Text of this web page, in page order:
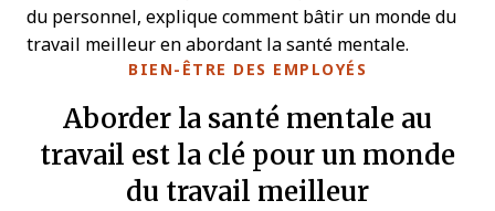
BIEN-ÊTRE DES EMPLOYÉS
Aborder la santé mentale au
travail est la clé pour un monde
du travail meilleur
du personnel, explique comment bâtir un monde du
travail meilleur en abordant la santé mentale.